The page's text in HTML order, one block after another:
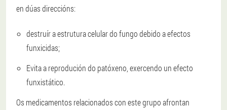
en dúas direccións:
destruír a estrutura celular do fungo debido a efectos
funxicidas;
Evita a reprodución do patóxeno, exercendo un efecto
funxistático.
Os medicamentos relacionados con este grupo afrontan